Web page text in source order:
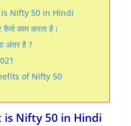
is Nifty 50 in Hindi
काम करता है।
अंतर है ?
of Nifty 50
is Nifty 50 in Hindi